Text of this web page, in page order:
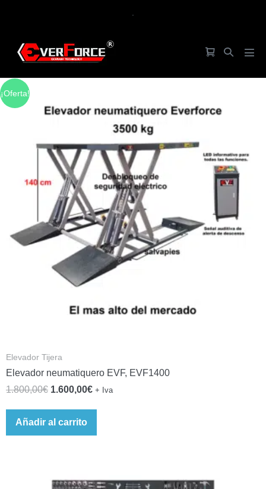
¡Oferta!
Elevador Tijera
Elevador neumatiquero EVF, EVF1400
1.800,00€ 1.600,00€ + Iva
Añadir al carrito